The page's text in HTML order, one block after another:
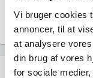
Vi bruger cookies
annoncer, til at
at analysere
din brug af vores
for sociale
Tegningsregel
Uoplyst
show_chart Udvikling i